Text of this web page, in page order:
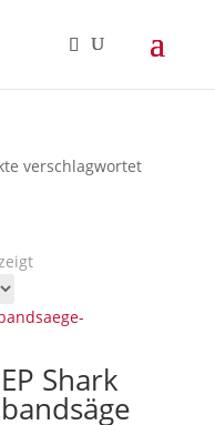
verschlagwortet
Shark